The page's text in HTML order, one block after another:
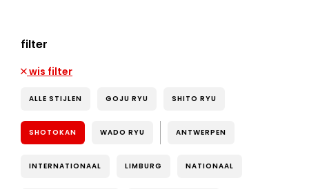
filter
wis filter
ALLE STIJLEN GOJU RYU SHITO RYU
SHOTOKAN WADO RYU ANTWERPEN
INTERNATIONAAL LIMBURG NATIONAAL